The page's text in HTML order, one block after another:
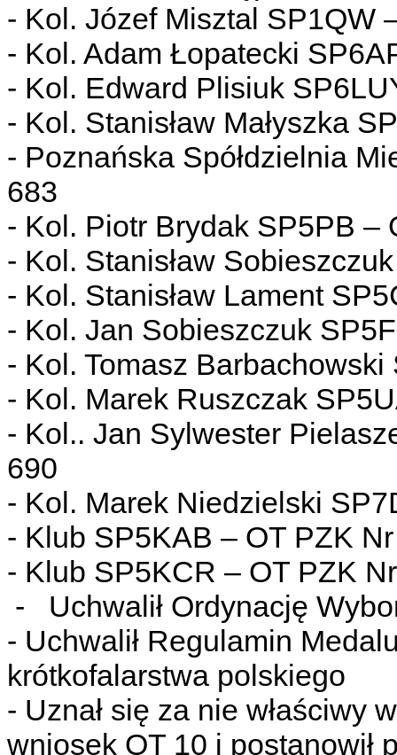
- Kol. Józef Misztal SP1QW
- Kol. Adam Łopatecki
- Kol. Edward Plisiuk
- Kol. Stanisław Małyszka
- Poznańska Spółdzielnia
683
- Kol. Piotr Brydak SP5PB –
- Kol. Stanisław
- Kol. Stanisław Lament
- Kol. Jan Sobieszczuk
- Kol. Tomasz
- Kol. Marek Ruszczak
- Kol.. Jan Sylwester
690
- Kol. Marek Niedzielski
- Klub SP5KAB – OT PZK
- Klub SP5KCR – OT PZK
- Uchwalił Ordynację
- Uchwalił Regulamin
krótkofalarstwa polskiego
- Uznał się za nie właściwy
wniosek OT 10 i postanowił